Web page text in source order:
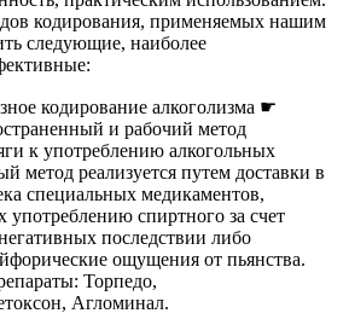
кодирования, применяемых нашим
следующие, наиболее
кодирование алкоголизма ☛
и рабочий метод
к употреблению алкогольных
метод реализуется путем доставки в
специальных медикаментов,
употреблению спиртного за счет
последствии либо
ощущения от пьянства.
Торпедо,
Агломинал.